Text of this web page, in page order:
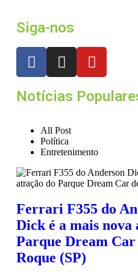
Siga-nos
Notícias
All Post
Política
Entretenimento
Ferrari F355 do
Dick é a mais nova
Parque Dream Car
Roque (SP)